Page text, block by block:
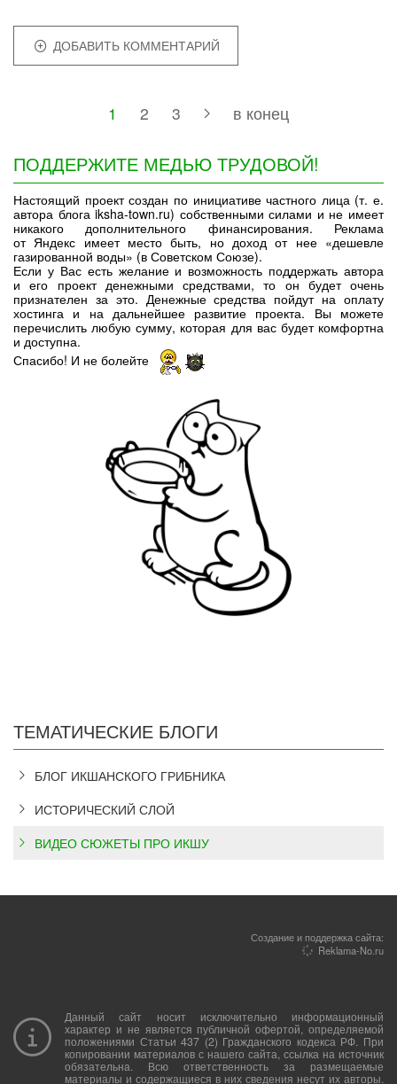
ДОБАВИТЬ КОММЕНТАРИЙ
1 2 3 в конец
ПОДДЕРЖИТЕ МЕДЬЮ ТРУДОВОЙ!
Настоящий проект создан по инициативе частного лица (т. е.
автора блога iksha-town.ru) собственными силами и не имеет
никакого дополнительного финансирования. Реклама
от Яндекс имеет место быть, но доход от нее «дешевле
газированной воды» (в Советском Союзе).
Если у Вас есть желание и возможность поддержать автора
и его проект денежными средствами, то он будет очень
признателен за это. Денежные средства пойдут на оплату
хостинга и на дальнейшее развитие проекта. Вы можете
перечислить любую сумму, которая для вас будет комфортна
и доступна.
Спасибо! И не болейте
ТЕМАТИЧЕСКИЕ БЛОГИ
БЛОГ ИКШАНСКОГО ГРИБНИКА
ИСТОРИЧЕСКИЙ СЛОЙ
ВИДЕО СЮЖЕТЫ ПРО ИКШУ
Создание и поддержка сайта:
Reklama-No.ru
Данный сайт носит исключительно информационный
характер и не является публичной офертой, определяемой
положениями Статьи 437 (2) Гражданского кодекса РФ. При
копировании материалов с нашего сайта, ссылка на источник
обязательна. Всю ответственность за размещаемые
материалы и содержащиеся в них сведения несут их авторы.